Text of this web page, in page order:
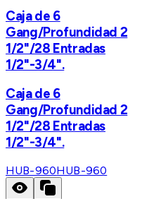
Caja de 6
Gang/Profundidad 2
1/2"/28 Entradas
1/2"-3/4".
Caja de 6
Gang/Profundidad 2
1/2"/28 Entradas
1/2"-3/4".
HUB-960HUB-960